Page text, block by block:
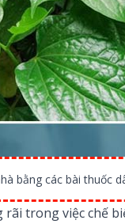
bằng các bài thuốc
trong việc chế